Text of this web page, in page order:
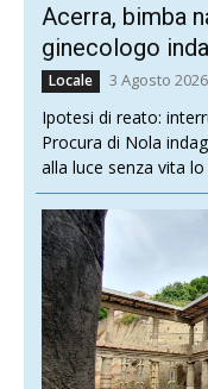
Acerra, bimba
ginecologo
Locale 3 Agosto 2026
Ipotesi di reato:
Procura di Nola
alla luce senza vita